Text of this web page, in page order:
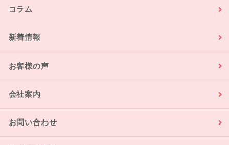
コラム
新着情報
お客様の声
会社案内
お問い合わせ